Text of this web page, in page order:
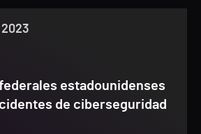
2023
estadounidenses
de ciberseguridad